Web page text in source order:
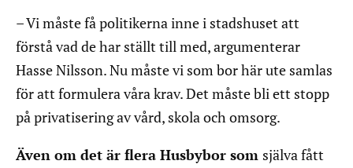
– Vi måste få politikerna inne i stadshuset att
förstå vad de har ställt till med, argumenterar
Hasse Nilsson. Nu måste vi som bor här ute samlas
för att formulera våra krav. Det måste bli ett stopp
på privatisering av vård, skola och omsorg.
Även om det är flera Husbybor som själva fått